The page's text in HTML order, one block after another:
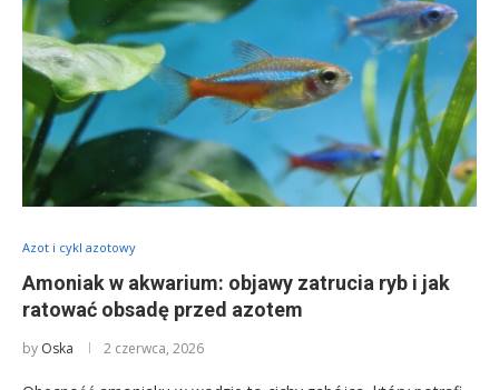
Azot i cykl azotowy
Amoniak w akwarium: objawy zatrucia ryb i jak
ratować obsadę przed azotem
by Oska 2 czerwca, 2026